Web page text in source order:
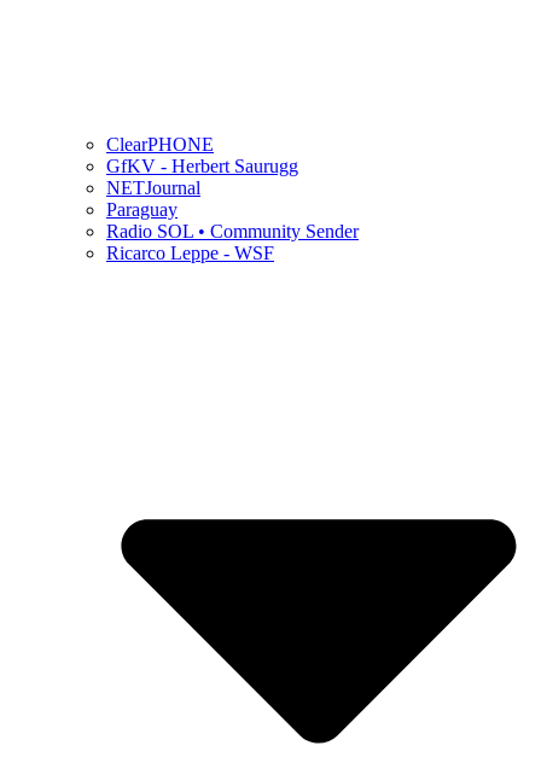
ClearPHONE
GfKV - Herbert Saurugg
NETJournal
Paraguay
Radio SOL • Community Sender
Ricarco Leppe - WSF